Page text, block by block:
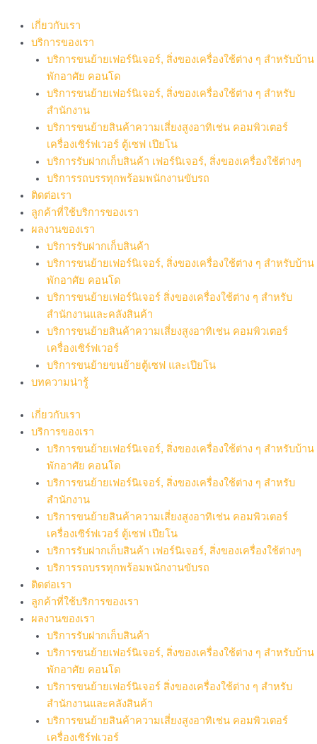
content
เกี่ยวกับเรา
บริการของเรา
บริการขนย้ายเฟอร์นิเจอร์, สิ่งของเครื่องใช้ต่าง ๆ สำหรับบ้าน
พักอาศัย คอนโด
บริการขนย้ายเฟอร์นิเจอร์, สิ่งของเครื่องใช้ต่าง ๆ สำหรับ
สำนักงาน
บริการขนย้ายสินค้าความเสี่ยงสูงอาทิเช่น คอมพิวเตอร์
เครื่องเซิร์ฟเวอร์ ตู้เซฟ เปียโน
บริการรับฝากเก็บสินค้า เฟอร์นิเจอร์, สิ่งของเครื่องใช้ต่างๆ
บริการรถบรรทุกพร้อมพนักงานขับรถ
ติดต่อเรา
ลูกค้าที่ใช้บริการของเรา
ผลงานของเรา
บริการรับฝากเก็บสินค้า
บริการขนย้ายเฟอร์นิเจอร์, สิ่งของเครื่องใช้ต่าง ๆ สำหรับบ้าน
พักอาศัย คอนโด
บริการขนย้ายเฟอร์นิเจอร์ สิ่งของเครื่องใช้ต่าง ๆ สำหรับ
สำนักงานและคลังสินค้า
บริการขนย้ายสินค้าความเสี่ยงสูงอาทิเช่น คอมพิวเตอร์
เครื่องเซิร์ฟเวอร์
บริการขนย้ายขนย้ายตู้เซฟ และเปียโน
บทความน่ารู้
เกี่ยวกับเรา
บริการของเรา
บริการขนย้ายเฟอร์นิเจอร์, สิ่งของเครื่องใช้ต่าง ๆ สำหรับบ้าน
พักอาศัย คอนโด
บริการขนย้ายเฟอร์นิเจอร์, สิ่งของเครื่องใช้ต่าง ๆ สำหรับ
สำนักงาน
บริการขนย้ายสินค้าความเสี่ยงสูงอาทิเช่น คอมพิวเตอร์
เครื่องเซิร์ฟเวอร์ ตู้เซฟ เปียโน
บริการรับฝากเก็บสินค้า เฟอร์นิเจอร์, สิ่งของเครื่องใช้ต่างๆ
บริการรถบรรทุกพร้อมพนักงานขับรถ
ติดต่อเรา
ลูกค้าที่ใช้บริการของเรา
ผลงานของเรา
บริการรับฝากเก็บสินค้า
บริการขนย้ายเฟอร์นิเจอร์, สิ่งของเครื่องใช้ต่าง ๆ สำหรับบ้าน
พักอาศัย คอนโด
บริการขนย้ายเฟอร์นิเจอร์ สิ่งของเครื่องใช้ต่าง ๆ สำหรับ
สำนักงานและคลังสินค้า
บริการขนย้ายสินค้าความเสี่ยงสูงอาทิเช่น คอมพิวเตอร์
เครื่องเซิร์ฟเวอร์